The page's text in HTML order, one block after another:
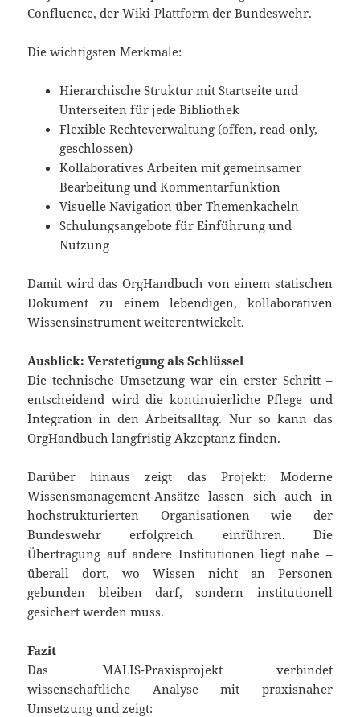
Confluence, der Wiki-Plattform der Bundeswehr.
Die wichtigsten Merkmale:
Hierarchische Struktur mit Startseite und
Unterseiten für jede Bibliothek
Flexible Rechteverwaltung (offen, read-only,
geschlossen)
Kollaboratives Arbeiten mit gemeinsamer
Bearbeitung und Kommentarfunktion
Visuelle Navigation über Themenkacheln
Schulungsangebote für Einführung und
Nutzung
Damit wird das OrgHandbuch von einem statischen
Dokument zu einem lebendigen, kollaborativen
Wissensinstrument weiterentwickelt.
Ausblick: Verstetigung als Schlüssel
Die technische Umsetzung war ein erster Schritt –
entscheidend wird die kontinuierliche Pflege und
Integration in den Arbeitsalltag. Nur so kann das
OrgHandbuch langfristig Akzeptanz finden.
Darüber hinaus zeigt das Projekt: Moderne
Wissensmanagement-Ansätze lassen sich auch in
hochstrukturierten Organisationen wie der
Bundeswehr erfolgreich einführen. Die
Übertragung auf andere Institutionen liegt nahe –
überall dort, wo Wissen nicht an Personen
gebunden bleiben darf, sondern institutionell
gesichert werden muss.
Fazit
Das MALIS-Praxisprojekt verbindet
wissenschaftliche Analyse mit praxisnaher
Umsetzung und zeigt: